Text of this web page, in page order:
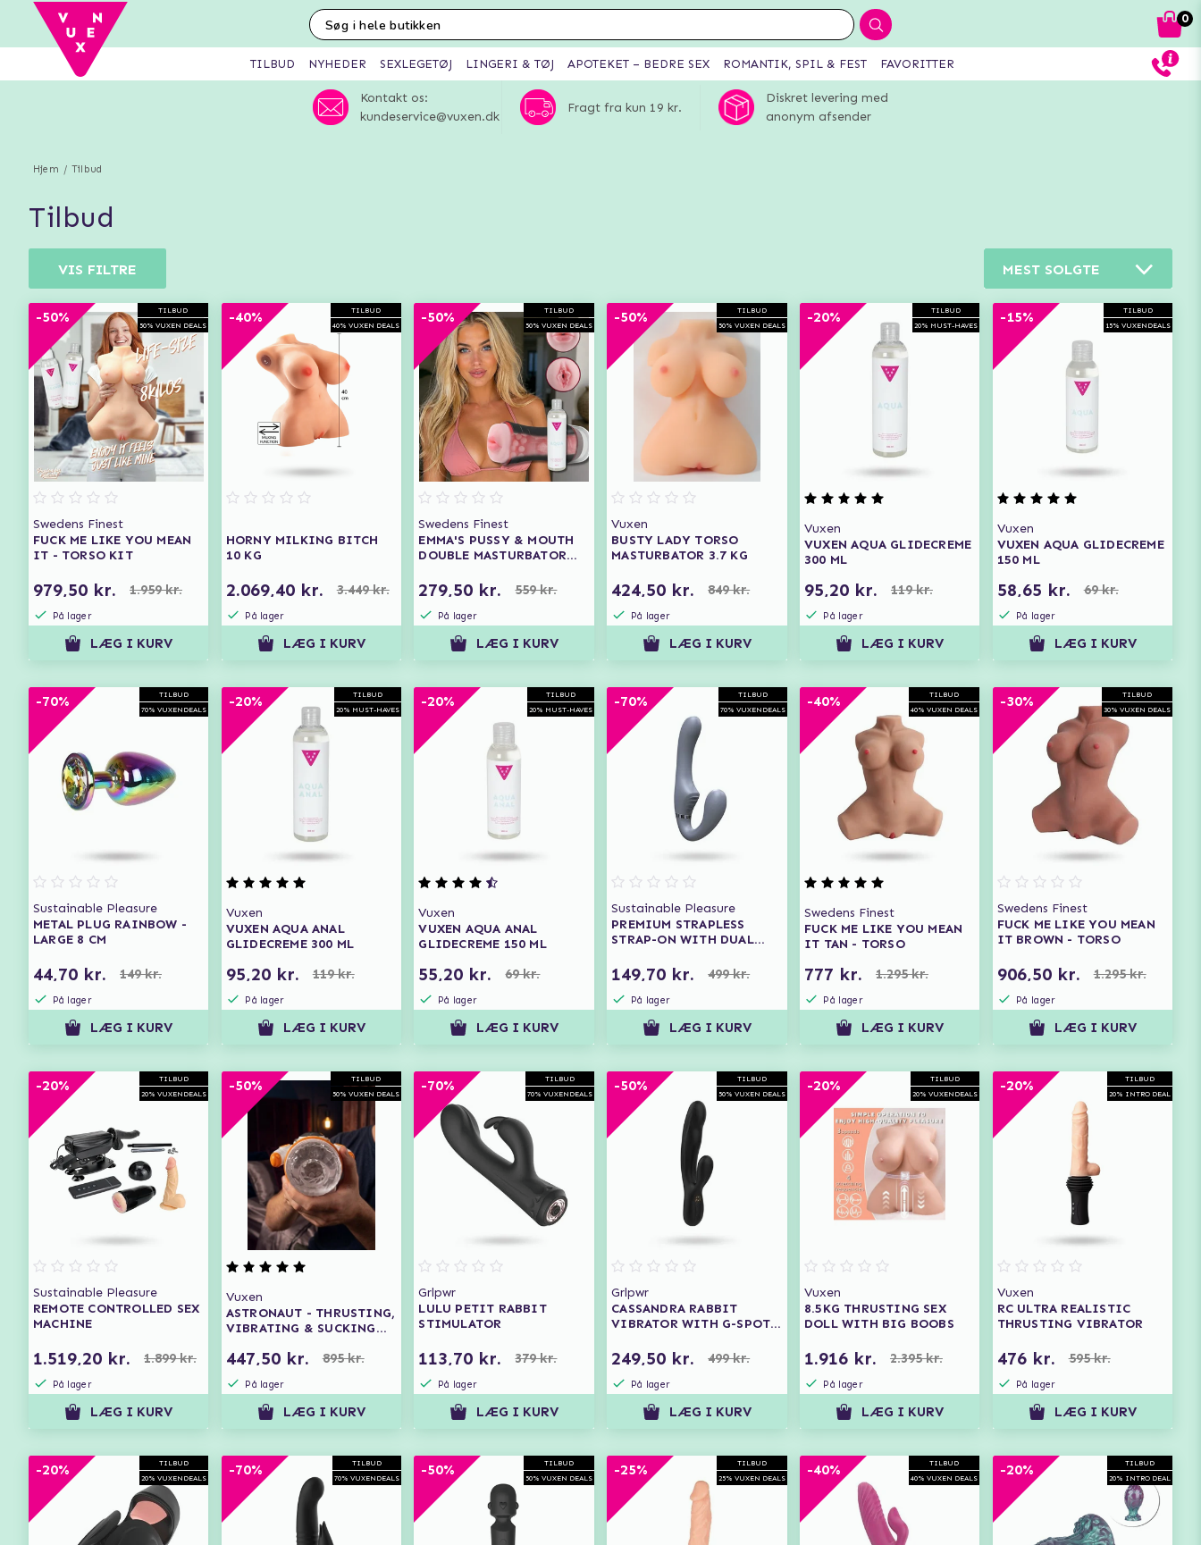
Hjem Tilbud
tilbud
VIS FILTRE MEST SOLGTE
TILBUD
50% VUXEN DEALS
-50%
Swedens Finest
FUCK ME LIKE YOU MEAN
IT - TORSO KIT
979,50 kr. 1.959 kr.
På lager
LÆG I KURV
TILBUD
40% VUXEN DEALS
-40%
HORNY MILKING BITCH
10 KG
2.069,40 kr. 3.449 kr.
På lager
LÆG I KURV
TILBUD
50% VUXEN DEALS
-50%
Swedens Finest
EMMA'S PUSSY & MOUTH
DOUBLE MASTURBATOR
279,50 kr. 559 kr.
På lager
LÆG I KURV
TILBUD
50% VUXEN DEALS
-50%
Vuxen
BUSTY LADY TORSO
MASTURBATOR 3.7 KG
424,50 kr. 849 kr.
På lager
LÆG I KURV
TILBUD
20% MUST-HAVES
-20%
Vuxen
VUXEN AQUA GLIDECREME
300 ML
95,20 kr. 119 kr.
På lager
LÆG I KURV
TILBUD
15% VUXENDEALS
-15%
Vuxen
VUXEN AQUA GLIDECREME
150 ML
58,65 kr. 69 kr.
På lager
LÆG I KURV
TILBUD
70% VUXENDEALS
-70%
Sustainable Pleasure
METAL PLUG RAINBOW -
LARGE 8 CM
44,70 kr. 149 kr.
På lager
LÆG I KURV
TILBUD
20% MUST-HAVES
-20%
Vuxen
VUXEN AQUA ANAL
GLIDECREME 300 ML
95,20 kr. 119 kr.
På lager
LÆG I KURV
TILBUD
20% MUST-HAVES
-20%
Vuxen
VUXEN AQUA ANAL
GLIDECREME 150 ML
55,20 kr. 69 kr.
På lager
LÆG I KURV
TILBUD
70% VUXENDEALS
-70%
Sustainable Pleasure
PREMIUM STRAPLESS
STRAP-ON WITH DUAL
CONTROL
149,70 kr. 499 kr.
På lager
LÆG I KURV
TILBUD
40% VUXEN DEALS
-40%
Swedens Finest
FUCK ME LIKE YOU MEAN
IT TAN - TORSO
777 kr. 1.295 kr.
På lager
LÆG I KURV
TILBUD
30% VUXEN DEALS
-30%
Swedens Finest
FUCK ME LIKE YOU MEAN
IT BROWN - TORSO
906,50 kr. 1.295 kr.
På lager
LÆG I KURV
TILBUD
20% VUXENDEALS
-20%
Sustainable Pleasure
REMOTE CONTROLLED SEX
MACHINE
1.519,20 kr. 1.899 kr.
På lager
LÆG I KURV
TILBUD
50% VUXEN DEALS
-50%
Vuxen
ASTRONAUT - THRUSTING,
VIBRATING & SUCKING
447,50 kr. 895 kr.
På lager
LÆG I KURV
TILBUD
70% VUXENDEALS
-70%
Grlpwr
LULU PETIT RABBIT
STIMULATOR
113,70 kr. 379 kr.
På lager
LÆG I KURV
TILBUD
50% VUXEN DEALS
-50%
Grlpwr
CASSANDRA RABBIT
VIBRATOR WITH G-SPOT
249,50 kr. 499 kr.
På lager
LÆG I KURV
TILBUD
20% VUXENDEALS
-20%
Vuxen
8.5KG THRUSTING SEX
DOLL WITH BIG BOOBS
1.916 kr. 2.395 kr.
På lager
LÆG I KURV
TILBUD
20% INTRO DEAL
-20%
Vuxen
RC ULTRA REALISTIC
THRUSTING VIBRATOR
476 kr. 595 kr.
På lager
LÆG I KURV
TILBUD
20% VUXENDEALS
-20%
TILBUD
70% VUXENDEALS
-70%
TILBUD
50% VUXEN DEALS
-50%
TILBUD
25% VUXEN DEALS
-25%
TILBUD
40% VUXEN DEALS
-40%
TILBUD
20% INTRO DEAL
-20%
0
TILBUD NYHEDER SEXLEGETØJ LINGERI & TØJ APOTEKET – BEDRE SEX ROMANTIK, SPIL & FEST FAVORITTER
Kontakt os:
kundeservice@vuxen.dk
Fragt fra kun 19 kr.
Diskret levering med
anonym afsender